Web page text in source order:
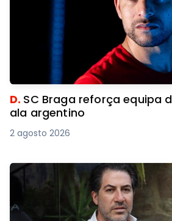
D. SC Braga reforça equipa
ala argentino
2 agosto 2026